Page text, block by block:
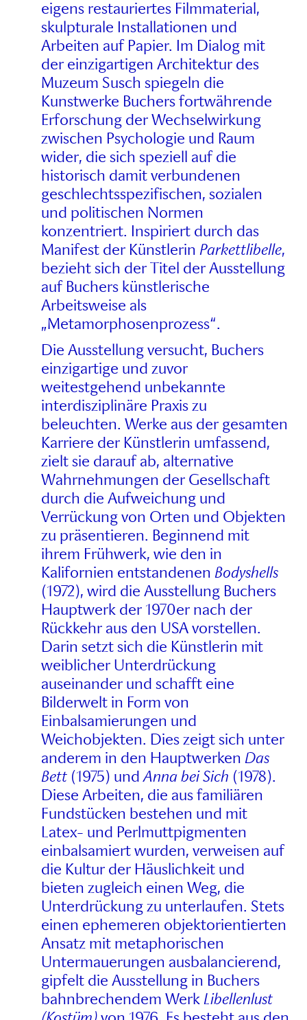
eigens restauriertes Filmmaterial,
skulpturale Installationen und
Arbeiten auf Papier. Im Dialog mit
der einzigartigen Architektur des
Muzeum Susch spiegeln die
Kunstwerke Buchers fortwährende
Erforschung der Wechselwirkung
zwischen Psychologie und Raum
wider, die sich speziell auf die
historisch damit verbundenen
geschlechtsspezifischen, sozialen
und politischen Normen
konzentriert. Inspiriert durch das
Manifest der Künstlerin Parkettlibelle,
bezieht sich der Titel der Ausstellung
auf Buchers künstlerische
Arbeitsweise als
„Metamorphosenprozess“.
Die Ausstellung versucht, Buchers
einzigartige und zuvor
weitestgehend unbekannte
interdisziplinäre Praxis zu
beleuchten. Werke aus der gesamten
Karriere der Künstlerin umfassend,
zielt sie darauf ab, alternative
Wahrnehmungen der Gesellschaft
durch die Aufweichung und
Verrückung von Orten und Objekten
zu präsentieren. Beginnend mit
ihrem Frühwerk, wie den in
Kalifornien entstandenen Bodyshells
(1972), wird die Ausstellung Buchers
Hauptwerk der 1970er nach der
Rückkehr aus den USA vorstellen.
Darin setzt sich die Künstlerin mit
weiblicher Unterdrückung
auseinander und schafft eine
Bilderwelt in Form von
Einbalsamierungen und
Weichobjekten. Dies zeigt sich unter
anderem in den Hauptwerken Das
Bett (1975) undAnna bei Sich (1978).
Diese Arbeiten, die aus familiären
Fundstücken bestehen und mit
Latex- und Perlmuttpigmenten
einbalsamiert wurden, verweisen auf
die Kultur der Häuslichkeit und
bieten zugleich einen Weg, die
Unterdrückung zu unterlaufen. Stets
einen ephemeren objektorientierten
Ansatz mit metaphorischen
Untermauerungen ausbalancierend,
gipfelt die Ausstellung in Buchers
bahnbrechendem WerkLibellenlust